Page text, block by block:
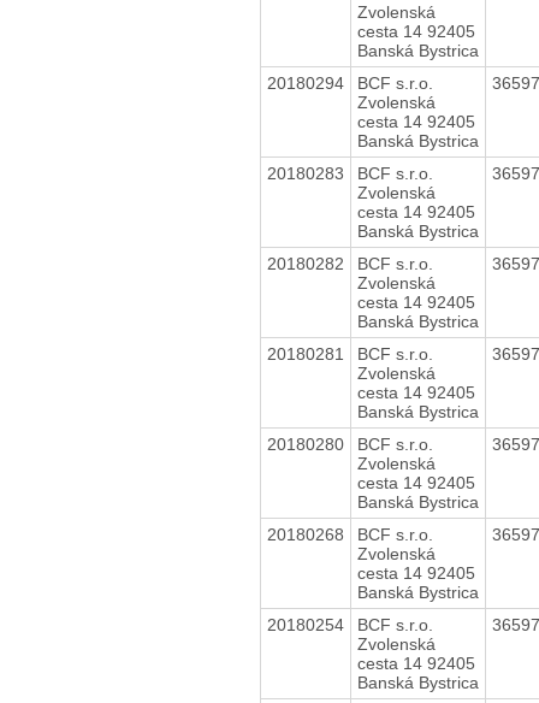
Zvolenská
cesta 14 92405
Banská Bystrica
20180294
BCF s.r.o.
Zvolenská
cesta 14 92405
Banská Bystrica
20180283
BCF s.r.o.
Zvolenská
cesta 14 92405
Banská Bystrica
20180282
BCF s.r.o.
Zvolenská
cesta 14 92405
Banská Bystrica
20180281
BCF s.r.o.
Zvolenská
cesta 14 92405
Banská Bystrica
20180280
BCF s.r.o.
Zvolenská
cesta 14 92405
Banská Bystrica
20180268
BCF s.r.o.
Zvolenská
cesta 14 92405
Banská Bystrica
20180254
BCF s.r.o.
Zvolenská
cesta 14 92405
Banská Bystrica